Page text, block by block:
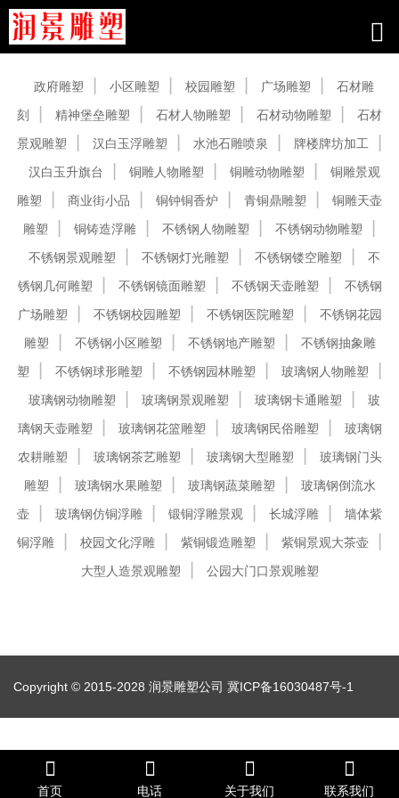
政府雕塑 小区雕塑 校园雕塑 广场雕塑
石材雕
刻
精神堡垒雕塑 石材人物雕塑 石材动物雕塑
石材
景观雕塑
汉白玉浮雕塑 水池石雕喷泉
牌楼牌坊加工
汉白玉升旗台
铜雕人物雕塑 铜雕动物雕塑
铜雕景观
雕塑
商业街小品 铜钟铜香炉 青铜鼎雕塑
铜雕天壶
雕塑
铜铸造浮雕 不锈钢人物雕塑
不锈钢动物雕塑
不锈钢景观雕塑
不锈钢灯光雕塑 不锈钢镂空雕塑
不
锈钢几何雕塑
不锈钢镜面雕塑 不锈钢天壶雕塑
不锈钢
广场雕塑
不锈钢校园雕塑 不锈钢医院雕塑
不锈钢花园
雕塑
不锈钢小区雕塑 不锈钢地产雕塑
不锈钢抽象雕
塑
不锈钢球形雕塑 不锈钢园林雕塑
玻璃钢人物雕塑
玻璃钢动物雕塑
玻璃钢景观雕塑 玻璃钢卡通雕塑
玻
璃钢天壶雕塑
玻璃钢花篮雕塑 玻璃钢民俗雕塑
玻璃钢
农耕雕塑
玻璃钢茶艺雕塑 玻璃钢大型雕塑
玻璃钢门头
雕塑
玻璃钢水果雕塑 玻璃钢蔬菜雕塑
玻璃钢倒流水
壶
玻璃钢仿铜浮雕 锻铜浮雕景观 长城浮雕
墙体紫
铜浮雕
校园文化浮雕 紫铜锻造雕塑
紫铜景观大茶壶
大型人造景观雕塑
公园大门口景观雕塑
Copyright © 2015-2028 润景雕塑公司 冀ICP备16030487号-1
首页 电话 关于我们 联系我们